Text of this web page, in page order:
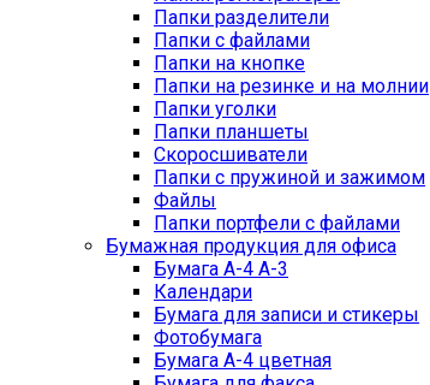
Папки разделители
Папки с файлами
Папки на кнопке
Папки на резинке и на молнии
Папки уголки
Папки планшеты
Скоросшиватели
Папки с пружиной и зажимом
Файлы
Папки портфели с файлами
Бумажная продукция для офиса
Бумага А-4 А-3
Календари
Бумага для записи и стикеры
Фотобумага
Бумага А-4 цветная